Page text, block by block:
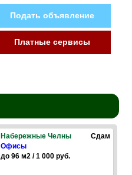
Подать объявление
Платные сервисы
Набережные Челны
Сдам
Офисы
до 96 м2 / 1 000 руб.